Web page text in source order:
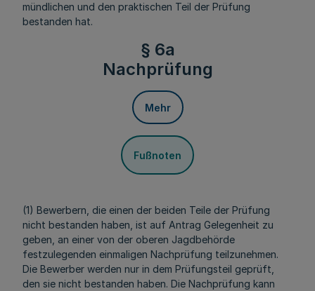
mündlichen und den praktischen Teil der Prüfung
bestanden hat.
§ 6a
Nachprüfung
Mehr
Fußnoten
(1) Bewerbern, die einen der beiden Teile der Prüfung
nicht bestanden haben, ist auf Antrag Gelegenheit zu
geben, an einer von der oberen Jagdbehörde
festzulegenden einmaligen Nachprüfung teilzunehmen.
Die Bewerber werden nur in dem Prüfungsteil geprüft,
den sie nicht bestanden haben. Die Nachprüfung kann